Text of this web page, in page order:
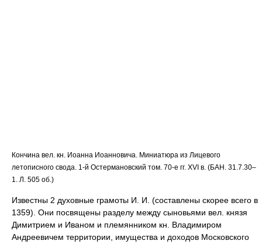
Кончина вел. кн. Иоанна Иоанновича. Миниатюра из Лицевого
летописного свода. 1-й Остермановский том. 70-е гг. XVI в. (БАН. 31.7.30–
1. Л. 505 об.)
Известны 2 духовные грамоты И. И. (составлены скорее всего в
1359). Они посвящены разделу между сыновьями вел. князя
Димитрием и Иваном и племянником кн. Владимиром
Андреевичем территории, имущества и доходов Московского